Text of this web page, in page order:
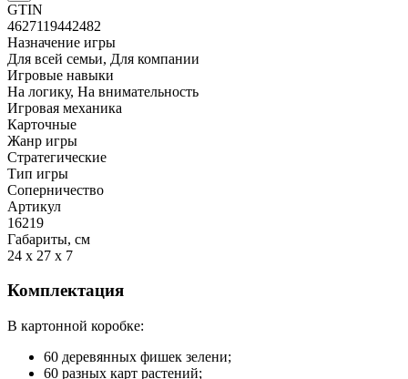
GTIN
4627119442482
Назначение игры
Для всей семьи, Для компании
Игровые навыки
На логику, На внимательность
Игровая механика
Карточные
Жанр игры
Стратегические
Тип игры
Соперничество
Артикул
16219
Габариты, см
24 x 27 x 7
Комплектация
В картонной коробке:
60 деревянных фишек зелени;
60 разных карт растений;